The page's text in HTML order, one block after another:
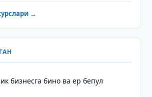
→
бизнесга бино ва ер бепул